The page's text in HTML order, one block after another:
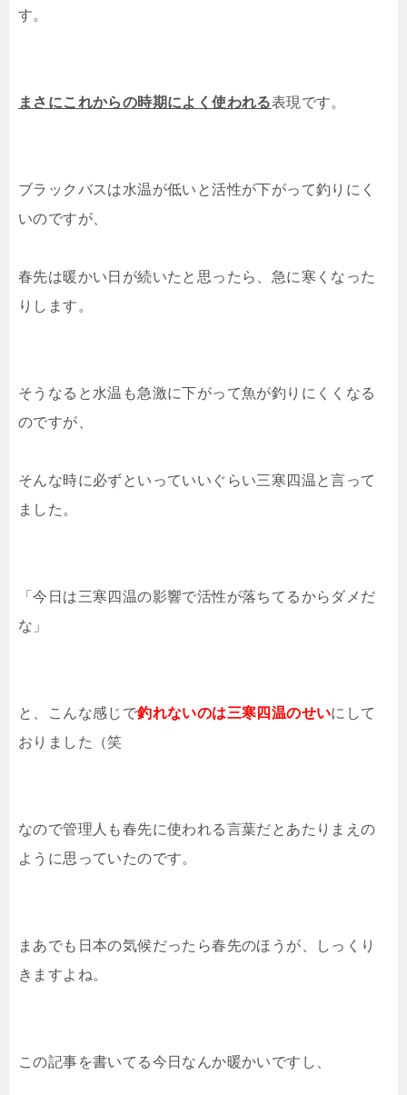
す。
まさにこれからの時期によく使われる表現です。
ブラックバスは水温が低いと活性が下がって釣りにく
いのですが、
春先は暖かい日が続いたと思ったら、急に寒くなった
りします。
そうなると水温も急激に下がって魚が釣りにくくなる
のですが、
そんな時に必ずといっていいぐらい三寒四温と言って
ました。
「今日は三寒四温の影響で活性が落ちてるからダメだ
な」
と、こんな感じで釣れないのは三寒四温のせいにして
おりました（笑
なので管理人も春先に使われる言葉だとあたりまえの
ように思っていたのです。
まあでも日本の気候だったら春先のほうが、しっくり
きますよね。
この記事を書いてる今日なんか暖かいですし、